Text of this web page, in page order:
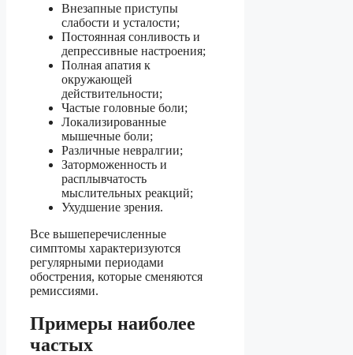
Внезапные приступы
слабости и усталости;
Постоянная сонливость и
депрессивные настроения;
Полная апатия к
окружающей
действительности;
Частые головные боли;
Локализированные
мышечные боли;
Различные невралгии;
Заторможенность и
расплывчатость
мыслительных реакций;
Ухудшение зрения.
Все вышеперечисленные
симптомы характеризуются
регулярными периодами
обострения, которые сменяются
ремиссиями.
Примеры наиболее
частых